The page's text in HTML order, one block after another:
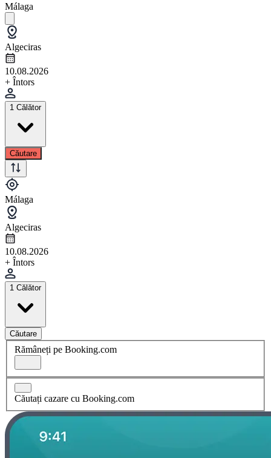
Málaga
Algeciras
10.08.2026
+ Întors
1 Călător
Căutare
Málaga
Algeciras
10.08.2026
+ Întors
1 Călător
Căutare
Rămâneți pe Booking.com
Căutați cazare cu Booking.com